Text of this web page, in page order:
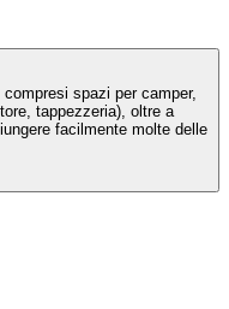
spazi per camper,
tappezzeria), oltre a
facilmente molte delle